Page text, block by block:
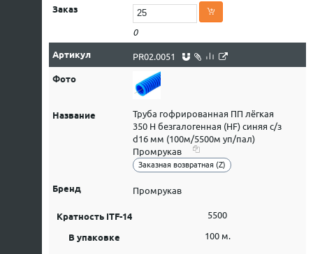
0
PR02.0051
Труба гофрированная ПП лёгкая
350 Н безгалогенная (HF) синяя с/з
d16 мм (100м/5500м уп/пал)
Промрукав
Заказная возвратная (Z)
Промрукав
5500
100 м.